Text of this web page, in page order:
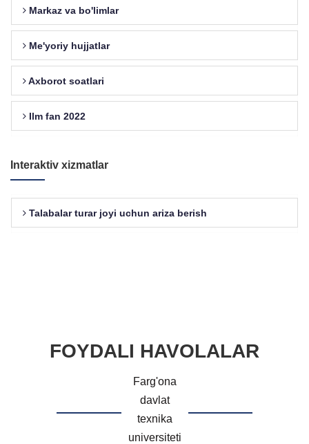
Markaz va bo'limlar
Me'yoriy hujjatlar
Axborot soatlari
Ilm fan 2022
Interaktiv xizmatlar
Talabalar turar joyi uchun ariza berish
FOYDALI HAVOLALAR
Farg'ona
davlat
texnika
universiteti